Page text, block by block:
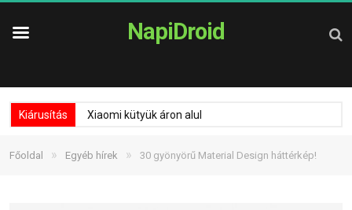
NapiDroid
Kiárusítás Xiaomi kütyük áron alul
Főoldal » Egyéb hírek » 30 gyönyörű Material Design háttérkép!